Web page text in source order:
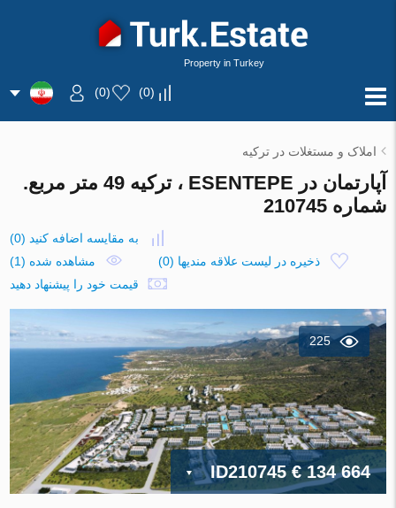
Property in Turkey
(
0
)
(
0
)
املاک و مستغلات در ترکیه
آپارتمان در ESENTEPE ، ترکیه 49 متر مربع.
شماره 210745
به مقایسه اضافه کنید (
0
)
ذخیره در لیست علاقه مندیها (
0
)
مشاهده شده (1)
قیمت خود را پیشنهاد دهید
225
ID210745€ 134 664